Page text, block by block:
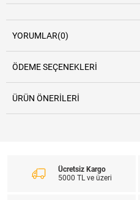
YORUMLAR(0)
ÖDEME SEÇENEKLERI
ÜRÜN ÖNERILERI
Ücretsiz Kargo
5000 TL ve üzeri